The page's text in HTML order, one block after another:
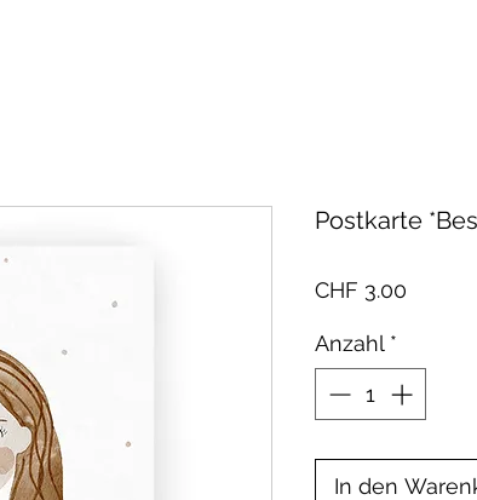
Postkarte
CHF 3.00
Anzahl *
In den